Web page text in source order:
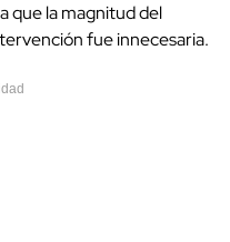
que la magnitud del
fue innecesaria.